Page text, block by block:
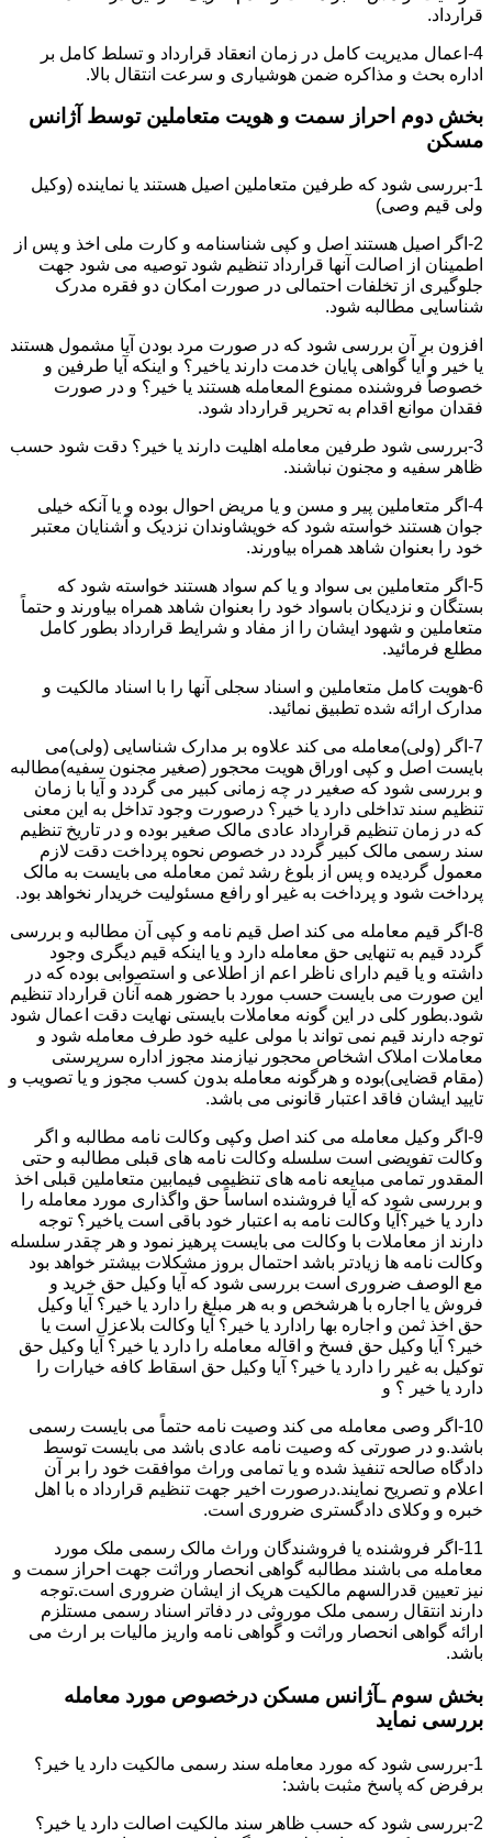
قرارداد.
4-اعمال مدیریت کامل در زمان انعقاد قرارداد و تسلط کامل بر
اداره بحث و مذاکره ضمن هوشیاری و سرعت انتقال بالا.
بخش دوم احراز سمت و هویت متعاملین توسط آژانس
مسکن
1-بررسی شود که طرفین متعاملین اصیل هستند یا نماینده (وکیل
ولی قیم وصی)
2-اگر اصیل هستند اصل و کپی شناسنامه و کارت ملی اخذ و پس از
اطمینان از اصالت آنها قرارداد تنظیم شود توصیه می شود جهت
جلوگیری از تخلفات احتمالی در صورت امکان دو فقره مدرک
شناسایی مطالبه شود.
افزون بر آن بررسی شود که در صورت مرد بودن آیا مشمول هستند
یا خیر و آیا گواهی پایان خدمت دارند یاخیر؟ و اینکه آیا طرفین و
خصوصاً فروشنده ممنوع المعامله هستند یا خیر؟ و در صورت
فقدان موانع اقدام به تحریر قرارداد شود.
3-بررسی شود طرفین معامله اهلیت دارند یا خیر؟ دقت شود حسب
ظاهر سفیه و مجنون نباشند.
4-اگر متعاملین پیر و مسن و یا مریض احوال بوده و یا آنکه خیلی
جوان هستند خواسته شود که خویشاوندان نزدیک و آشنایان معتبر
خود را بعنوان شاهد همراه بیاورند.
5-اگر متعاملین بی سواد و یا کم سواد هستند خواسته شود که
بستگان و نزدیکان باسواد خود را بعنوان شاهد همراه بیاورند و حتماً
متعاملین و شهود ایشان را از مفاد و شرایط قرارداد بطور کامل
مطلع فرمائید.
6-هویت کامل متعاملین و اسناد سجلی آنها را با اسناد مالکیت و
مدارک ارائه شده تطبیق نمائید.
7-اگر (ولی)معامله می کند علاوه بر مدارک شناسایی (ولی)می
بایست اصل و کپی اوراق هویت محجور (صغیر مجنون سفیه)مطالبه
و بررسی شود که صغیر در چه زمانی کبیر می گردد و آیا با زمان
تنظیم سند تداخلی دارد یا خیر؟ درصورت وجود تداخل به این معنی
که در زمان تنظیم قرارداد عادی مالک صغیر بوده و در تاریخ تنظیم
سند رسمی مالک کبیر گردد در خصوص نحوه پرداخت دقت لازم
معمول گردیده و پس از بلوغ رشد ثمن معامله می بایست به مالک
پرداخت شود و پرداخت به غیر او رافع مسئولیت خریدار نخواهد بود.
8-اگر قیم معامله می کند اصل قیم نامه و کپی آن مطالبه و بررسی
گردد قیم به تنهایی حق معامله دارد و یا اینکه قیم دیگری وجود
داشته و یا قیم دارای ناظر اعم از اطلاعی و استصوابی بوده که در
این صورت می بایست حسب مورد با حضور همه آنان قرارداد تنظیم
شود.بطور کلی در این گونه معاملات بایستی نهایت دقت اعمال شود
توجه دارند قیم نمی تواند با مولی علیه خود طرف معامله شود و
معاملات املاک اشخاص محجور نیازمند مجوز اداره سرپرستی
(مقام قضایی)بوده و هرگونه معامله بدون کسب مجوز و یا تصویب و
تایید ایشان فاقد اعتبار قانونی می باشد.
9-اگر وکیل معامله می کند اصل وکپی وکالت نامه مطالبه و اگر
وکالت تفویضی است سلسله وکالت نامه های قبلی مطالبه و حتی
المقدور تمامی مبایعه نامه های تنظیمی فیمابین متعاملین قبلی اخذ
و بررسی شود که آیا فروشنده اساساً حق واگذاری مورد معامله را
دارد یا خیر؟آیا وکالت نامه به اعتبار خود باقی است یاخیر؟ توجه
دارند از معاملات با وکالت می بایست پرهیز نمود و هر چقدر سلسله
وکالت نامه ها زیادتر باشد احتمال بروز مشکلات بیشتر خواهد بود
مع الوصف ضروری است بررسی شود که آیا وکیل حق خرید و
فروش یا اجاره با هرشخص و به هر مبلغ را دارد یا خیر؟ آیا وکیل
حق اخذ ثمن و اجاره بها رادارد یا خیر؟ آیا وکالت بلاعزل است یا
خیر؟ آیا وکیل حق فسخ و اقاله معامله را دارد یا خیر؟ آیا وکیل حق
توکیل به غیر را دارد یا خیر؟ آیا وکیل حق اسقاط کافه خیارات را
دارد یا خیر ؟ و
10-اگر وصی معامله می کند وصیت نامه حتماً می بایست رسمی
باشد.و در صورتی که وصیت نامه عادی باشد می بایست توسط
دادگاه صالحه تنفیذ شده و یا تمامی وراث موافقت خود را بر آن
اعلام و تصریح نمایند.درصورت اخیر جهت تنظیم قرارداد ه با اهل
خبره و وکلای دادگستری ضروری است.
11-اگر فروشنده یا فروشندگان وراث مالک رسمی ملک مورد
معامله می باشند مطالبه گواهی انحصار وراثت جهت احراز سمت و
نیز تعیین قدرالسهم مالکیت هریک از ایشان ضروری است.توجه
دارند انتقال رسمی ملک موروثی در دفاتر اسناد رسمی مستلزم
ارائه گواهی انحصار وراثت و گواهی نامه واریز مالیات بر ارث می
باشد.
بخش سوم ـآژانس مسکن درخصوص مورد معامله
بررسی نماید
1-بررسی شود که مورد معامله سند رسمی مالکیت دارد یا خیر؟
برفرض که پاسخ مثبت باشد:
2-بررسی شود که حسب ظاهر سند مالکیت اصالت دارد یا خیر؟